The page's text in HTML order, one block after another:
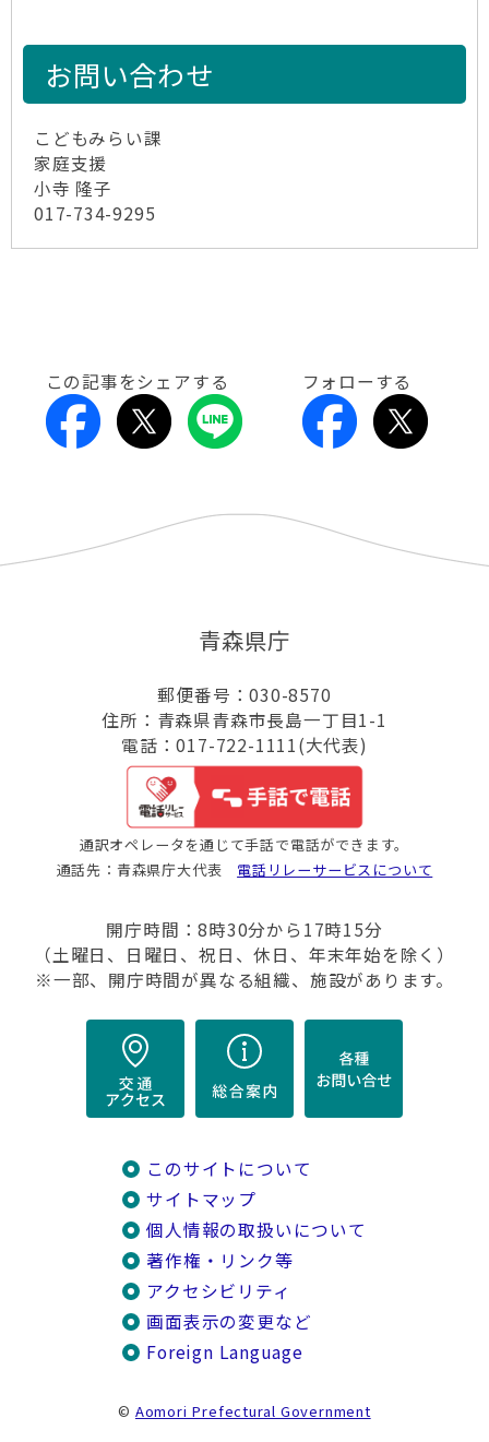
お問い合わせ
こどもみらい課
家庭支援
小寺 隆子
017-734-9295
この記事をシェアする フォローする
青森県庁
郵便番号：030-8570
住所：青森県青森市長島一丁目1-1
電話：017-722-1111(大代表)
通訳オペレータを通じて手話で電話ができます。
通話先：青森県庁大代表 電話リレーサービスについて
開庁時間：8時30分から17時15分
（土曜日、日曜日、祝日、休日、年末年始を除く）
※一部、開庁時間が異なる組織、施設があります。
このサイトについて
サイトマップ
個人情報の取扱いについて
著作権・リンク等
アクセシビリティ
画面表示の変更など
Foreign Language
© Aomori Prefectural Government